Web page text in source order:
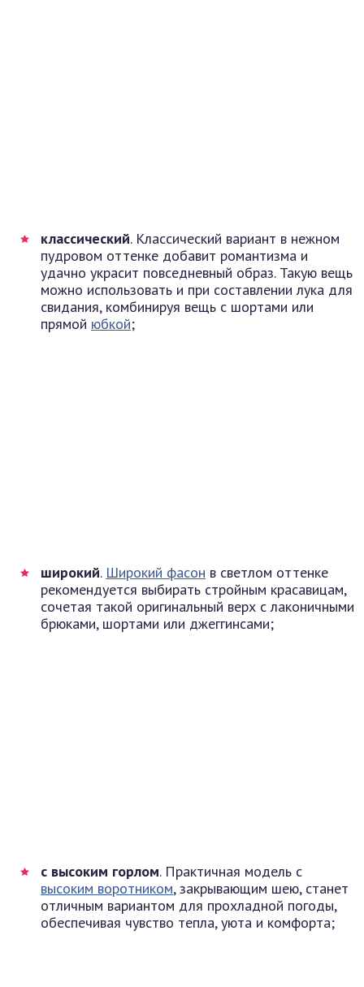
классический. Классический вариант в нежном
пудровом оттенке добавит романтизма и
удачно украсит повседневный образ. Такую вещь
можно использовать и при составлении лука для
свидания, комбинируя вещь с шортами или
прямой юбкой;
широкий. Широкий фасон в светлом оттенке
рекомендуется выбирать стройным красавицам,
сочетая такой оригинальный верх с лаконичными
брюками, шортами или джеггинсами;
с высоким горлом. Практичная модель с
высоким воротником, закрывающим шею, станет
отличным вариантом для прохладной погоды,
обеспечивая чувство тепла, уюта и комфорта;